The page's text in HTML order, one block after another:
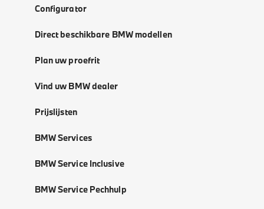
Configurator
Direct beschikbare BMW modellen
Plan uw proefrit
Vind uw BMW dealer
Prijslijsten
BMW Services
BMW Service Inclusive
BMW Service Pechhulp